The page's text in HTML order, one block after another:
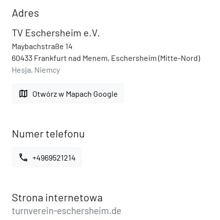
Adres
TV Eschersheim e.V.
Maybachstraße 14
60433 Frankfurt nad Menem, Eschersheim (Mitte-Nord)
Hesja, Niemcy
map Otwórz w Mapach Google
Numer telefonu
call +4969521214
Strona internetowa
turnverein-eschersheim.de